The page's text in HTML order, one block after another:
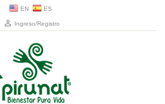
EN ES
Ingreso/Registro